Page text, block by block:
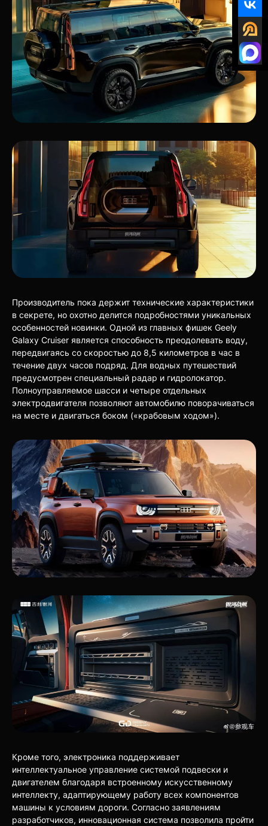
Производитель пока держит технические характеристики
в секрете, но охотно делится подробностями уникальных
особенностей новинки. Одной из главных фишек Geely
Galaxy Cruiser является способность преодолевать воду,
передвигаясь со скоростью до 8,5 километров в час в
течение двух часов подряд. Для водных путешествий
предусмотрен специальный радар и гидролокатор.
Полноуправляемое шасси и четыре отдельных
электродвигателя позволяют автомобилю поворачиваться
на месте и двигаться боком («крабовым ходом»).
Кроме того, электроника поддерживает
интеллектуальное управление системой подвески и
двигателем благодаря встроенному искусственному
интеллекту, адаптирующему работу всех компонентов
машины к условиям дороги. Согласно заявлениям
разработчиков, инновационная система позволила пройти